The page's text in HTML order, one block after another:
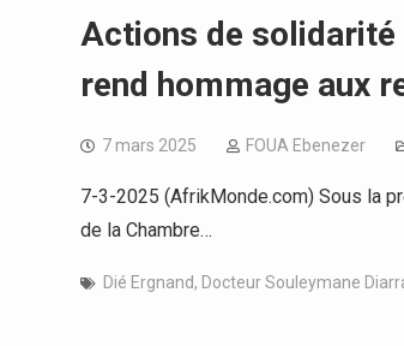
Actions de solidarité
rend hommage aux
7 mars 2025 FOUA Ebenezer
7-3-2025 (AfrikMonde.com) Sous la
de la Chambre…
Dié Ergnand, Docteur Souleymane